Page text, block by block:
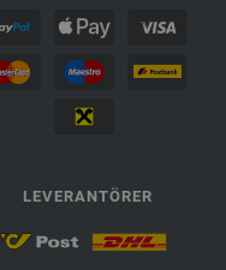
LEVERANTÖRER